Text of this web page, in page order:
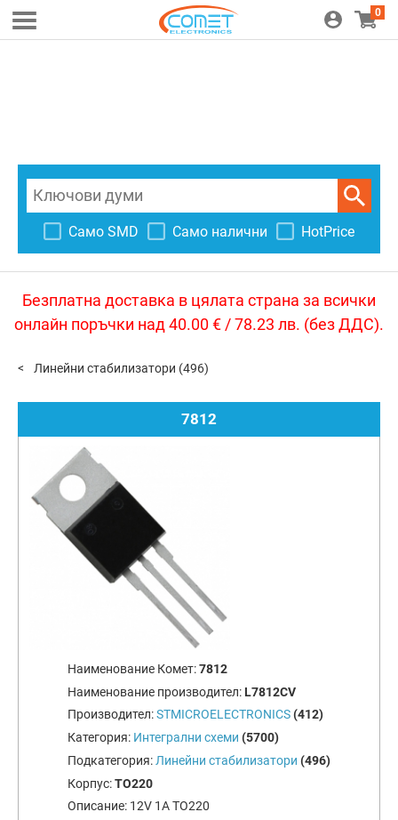
0
Само SMD Само налични HotPrice
Безплатна доставка в цялата страна за всички
онлайн поръчки над 40.00 € / 78.23 лв. (без ДДС).
Линейни стабилизатори (496)
7812
Наименование Комет:7812
Наименование производител: L7812CV
Производител:STMICROELECTRONICS(412)
Категория: Интегрални схеми (5700)
Подкатегория: Линейни стабилизатори (496)
Корпус:TO220
Описание: 12V 1A TO220